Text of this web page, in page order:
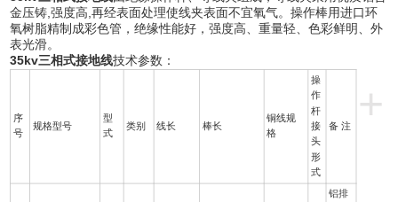
金压铸,强度高,再经表面处理使线夹表面不宜氧气。操作棒用进口环
氧树脂精制成彩色管，绝缘性能好，强度高、重量轻、色彩鲜明、外
表光滑。
35kv三相式接地线技术参数：
+
序
号
规格型号
型
式
类别 线长 棒长
铜线规
格
操
作
杆
接
头
形
式
备 注
铝排